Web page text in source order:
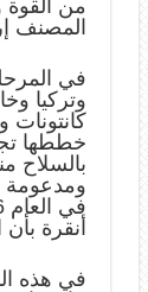
من القوة
المصنف
في
وتركيا
خططها
ومدعومة
أنقرة
في هذه